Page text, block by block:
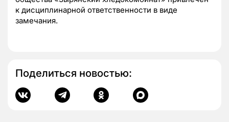
к дисциплинарной ответственности в виде
замечания.
Поделиться новостью: